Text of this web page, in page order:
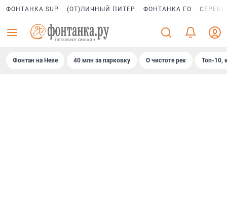
ФОНТАНКА SUP (ОТ)ЛИЧНЫЙ ПИТЕР ФОНТАНКА ГО
Фонтан на Неве 40 млн за парковку О чистоте рек Топ-10,